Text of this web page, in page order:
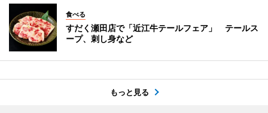
食べる
すだく瀬田店で「近江牛テールフェア」 テールス
ープ、刺し身など
もっと見る